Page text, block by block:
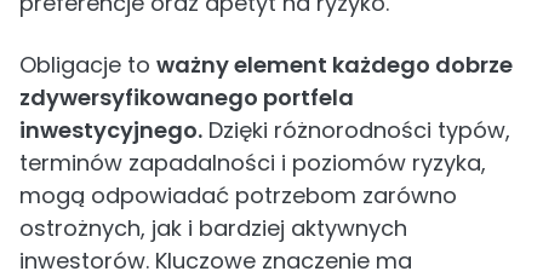
Obligacje to ważny element każdego dobrze
zdywersyfikowanego portfela
inwestycyjnego. Dzięki różnorodności typów,
terminów zapadalności i poziomów ryzyka,
mogą odpowiadać potrzebom zarówno
ostrożnych, jak i bardziej aktywnych
inwestorów. Kluczowe znaczenie ma